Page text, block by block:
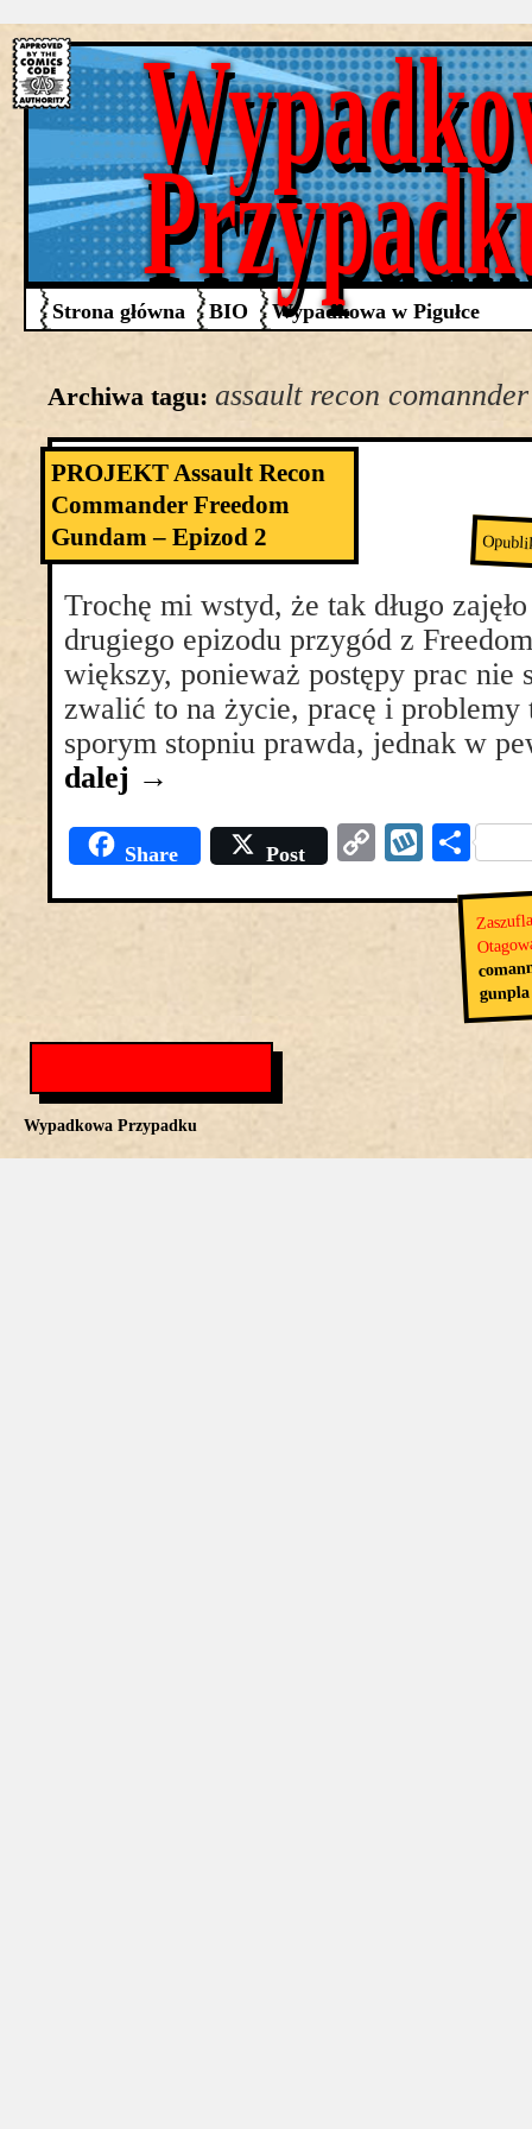
Strona główna BIO Wypadkowa w Pigułce
Archiwa tagu: assault recon
PROJEKT Assault Recon
Commander Freedom
Gundam – Epizod 2
Trochę mi wstyd, że tak długo
drugiego epizodu przygód z
większy, ponieważ postępy prac nie
zwalić to na życie, pracę i problemy
sporym stopniu prawda, jednak w
dalej →
Share Post
Copy
się
gunpla
Wypadkowa Przypadku